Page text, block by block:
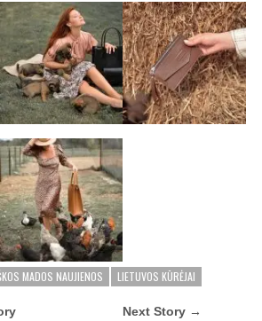
MADOS NAUJIENOS LIETUVOS KŪRĖJAI
Next Story →